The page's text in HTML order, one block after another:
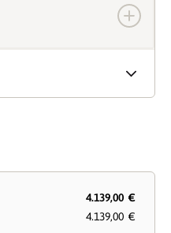
4.139,00 €
4.139,00 €